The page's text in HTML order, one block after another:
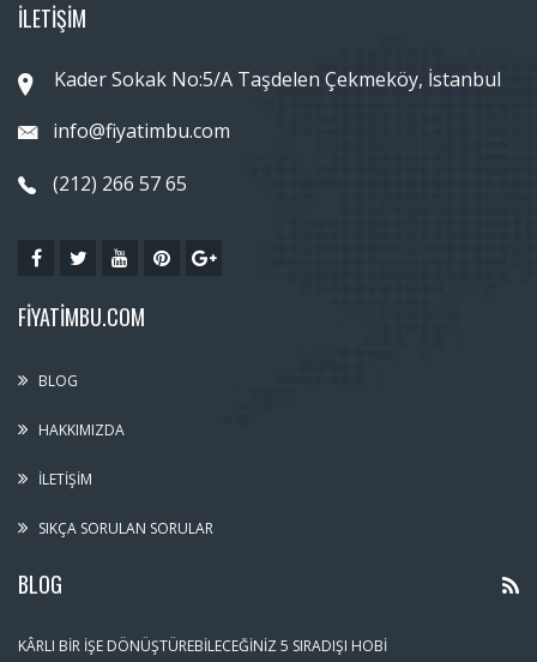
İLETİŞİM
Kader Sokak No:5/A Taşdelen Çekmeköy, İstanbul
info@fiyatimbu.com
(212) 266 57 65
FIYATIMBU.COM
BLOG
HAKKIMIZDA
İLETIŞIM
SIKÇA SORULAN SORULAR
BLOG
KÂRLI BIR İŞE DÖNÜŞTÜREBILECEĞINIZ 5 SIRADIŞI HOBI